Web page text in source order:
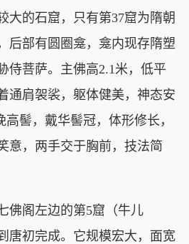
的石窟，只有第37窟为隋朝
后部有圆圈龛，龛内现存隋塑
侍菩萨。主佛高2.1米，低平
通肩袈裟，躯体健美，神态安
髻，戴华髻冠，体形修长，
意，两手交于胸前，技法简
阁左边的第5窟（牛儿
唐初完成。它规模宏大，面宽